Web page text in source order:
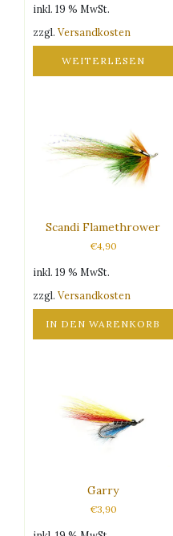
inkl. 19 % MwSt.
zzgl. Versandkosten
WEITERLESEN
Scandi Flamethrower
€4,90
inkl. 19 % MwSt.
zzgl. Versandkosten
IN DEN WARENKORB
Garry
€3,90